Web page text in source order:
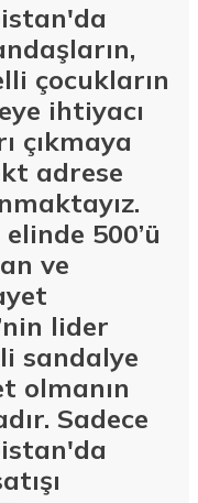
çocukların
ihtiyacı
çıkmaya
adrese
500’ü
ve
lider
sandalye
olmanın
Sadece